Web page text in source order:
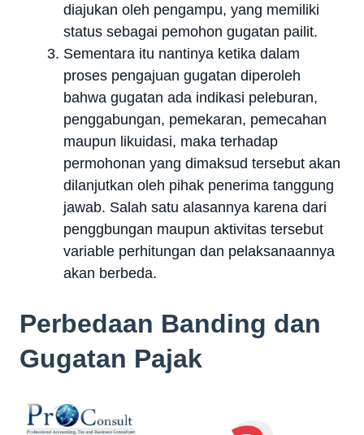
diajukan oleh pengampu, yang memiliki
status sebagai pemohon gugatan pailit.
Sementara itu nantinya ketika dalam
proses pengajuan gugatan diperoleh
bahwa gugatan ada indikasi peleburan,
penggabungan, pemekaran, pemecahan
maupun likuidasi, maka terhadap
permohonan yang dimaksud tersebut akan
dilanjutkan oleh pihak penerima tanggung
jawab. Salah satu alasannya karena dari
penggbungan maupun aktivitas tersebut
variable perhitungan dan pelaksanaannya
akan berbeda.
Perbedaan Banding dan
Gugatan Pajak